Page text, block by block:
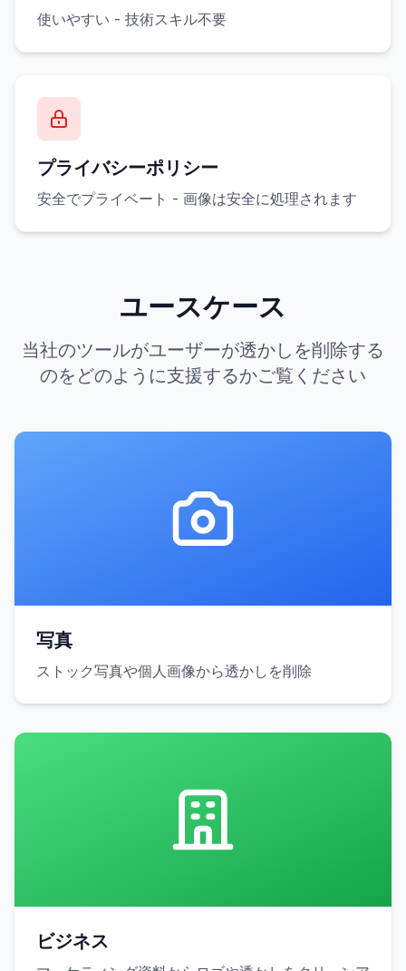
使いやすい - 技術スキル不要
プライバシーポリシー
安全でプライベート - 画像は安全に処理されます
ユースケース
当社のツールがユーザーが透かしを削除する
のをどのように支援するかご覧ください
写真
ストック写真や個人画像から透かしを削除
ビジネス